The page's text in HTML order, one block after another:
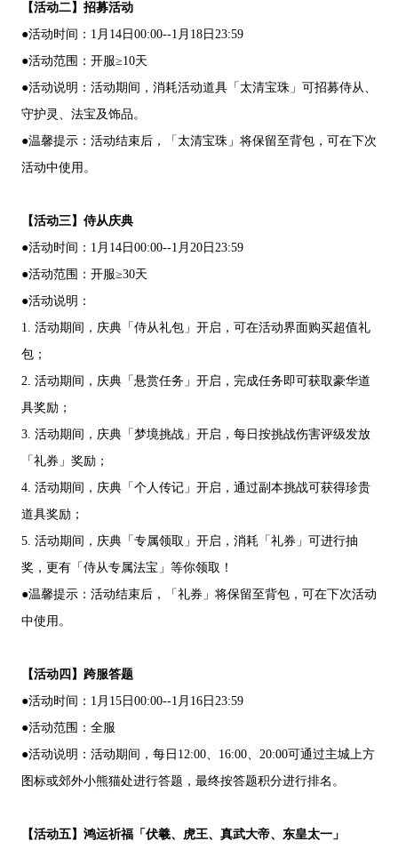
【活动二】招募活动
●活动时间：1月14日00:00--1月18日23:59
●活动范围：开服≥10天
●活动说明：活动期间，消耗活动道具「太清宝珠」可招募侍从、
守护灵、法宝及饰品。
●温馨提示：活动结束后，「太清宝珠」将保留至背包，可在下次
活动中使用。
【活动三】侍从庆典
●活动时间：1月14日00:00--1月20日23:59
●活动范围：开服≥30天
●活动说明：
1. 活动期间，庆典「侍从礼包」开启，可在活动界面购买超值礼
包；
2. 活动期间，庆典「悬赏任务」开启，完成任务即可获取豪华道
具奖励；
3. 活动期间，庆典「梦境挑战」开启，每日按挑战伤害评级发放
「礼券」奖励；
4. 活动期间，庆典「个人传记」开启，通过副本挑战可获得珍贵
道具奖励；
5. 活动期间，庆典「专属领取」开启，消耗「礼券」可进行抽
奖，更有「侍从专属法宝」等你领取！
●温馨提示：活动结束后，「礼券」将保留至背包，可在下次活动
中使用。
【活动四】跨服答题
●活动时间：1月15日00:00--1月16日23:59
●活动范围：全服
●活动说明：活动期间，每日12:00、16:00、20:00可通过主城上方
图标或郊外小熊猫处进行答题，最终按答题积分进行排名。
【活动五】鸿运祈福「伏羲、虎王、真武大帝、东皇太一」